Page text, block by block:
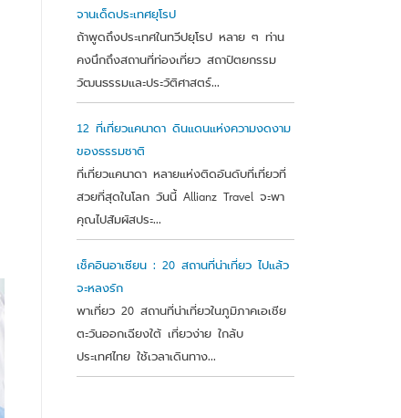
จานเด็ดประเทศยุโรป
ถ้าพูดถึงประเทศในทวีปยุโรป หลาย ๆ ท่าน
คงนึกถึงสถานที่ท่องเที่ยว สถาปัตยกรรม
วัฒนธรรมและประวัติศาสตร์...
12 ที่เที่ยวแคนาดา ดินแดนแห่งความงดงาม
ของธรรมชาติ
ที่เที่ยวแคนาดา หลายแห่งติดอันดับที่เที่ยวที่
สวยที่สุดในโลก วันนี้ Allianz Travel จะพา
คุณไปสัมผัสประ...
เช็คอินอาเซียน : 20 สถานที่น่าเที่ยว ไปแล้ว
จะหลงรัก
พาเที่ยว 20 สถานที่น่าเที่ยวในภูมิภาคเอเชีย
ตะวันออกเฉียงใต้ เที่ยวง่าย ใกล้บ
ประเทศไทย ใช้เวลาเดินทาง...